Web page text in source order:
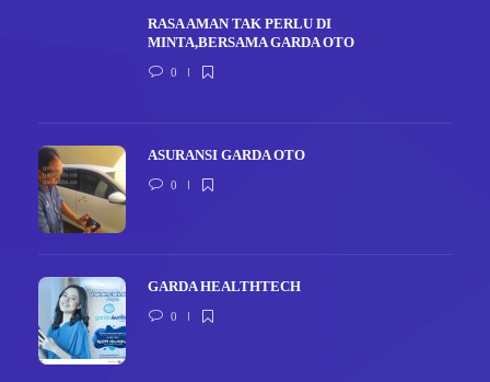
RASA AMAN TAK PERLU DI
MINTA,BERSAMA GARDA OTO
0
ASURANSI GARDA OTO
0
GARDA HEALTHTECH
0